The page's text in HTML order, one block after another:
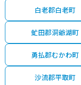
白老郡白老町
虻田郡洞爺湖町
勇払郡むかわ町
沙流郡平取町